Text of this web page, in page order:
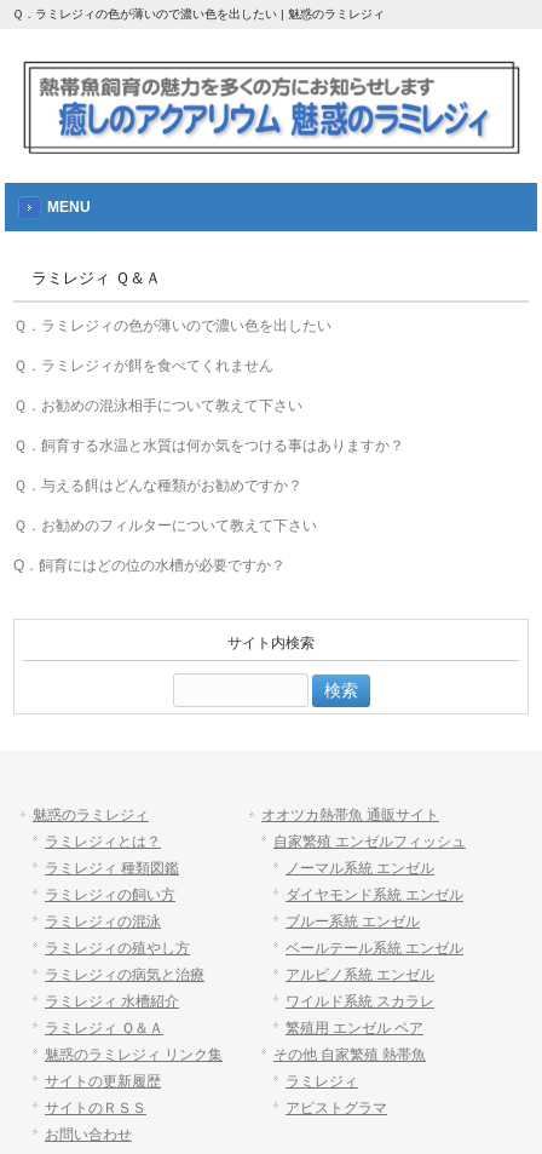
Ｑ．ラミレジィの色が薄いので濃い色を出したい | 魅惑のラミレジィ
MENU
ラミレジィ Ｑ＆Ａ
Ｑ．ラミレジィの色が薄いので濃い色を出したい
Ｑ．ラミレジィが餌を食べてくれません
Ｑ．お勧めの混泳相手について教えて下さい
Ｑ．飼育する水温と水質は何か気をつける事はありますか？
Ｑ．与える餌はどんな種類がお勧めですか？
Ｑ．お勧めのフィルターについて教えて下さい
Q．飼育にはどの位の水槽が必要ですか？
サイト内検索
索:
魅惑のラミレジィ
ラミレジィとは？
ラミレジィ 種類図鑑
ラミレジィの飼い方
ラミレジィの混泳
ラミレジィの殖やし方
ラミレジィの病気と治療
ラミレジィ 水槽紹介
ラミレジィ Ｑ＆Ａ
魅惑のラミレジィ リンク集
サイトの更新履歴
サイトのＲＳＳ
お問い合わせ
オオツカ熱帯魚 通販サイト
自家繁殖 エンゼルフィッシュ
ノーマル系統 エンゼル
ダイヤモンド系統 エンゼル
ブルー系統 エンゼル
ベールテール系統 エンゼル
アルビノ系統 エンゼル
ワイルド系統 スカラレ
繁殖用 エンゼル ペア
その他 自家繁殖 熱帯魚
ラミレジィ
アピストグラマ